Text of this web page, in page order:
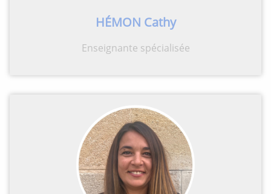
HÉMON Cathy
Enseignante spécialisée